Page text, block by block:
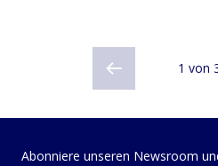
1 von
Abonniere unseren Newsroom